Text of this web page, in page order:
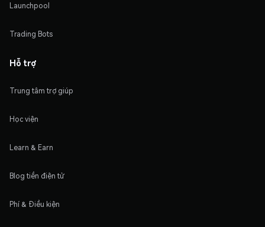
Launchpool
Trading Bots
Hỗ trợ
Trung tâm trợ giúp
Học viện
Learn & Earn
Blog tiền điện tử
Phí & Điều kiện